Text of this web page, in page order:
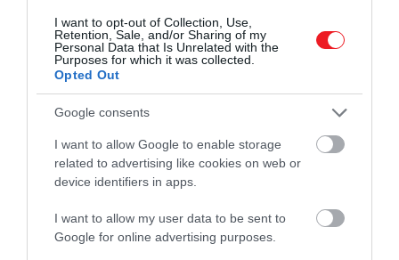
I want to opt-out of Collection, Use,
Retention, Sale, and/or Sharing of my
Personal Data that Is Unrelated with the
Purposes for which it was collected.
Opted Out
Google consents
I want to allow Google to enable storage
related to advertising like cookies on web or
device identifiers in apps.
I want to allow my user data to be sent to
Google for online advertising purposes.
folyamatoknak és a faj megmentésének
érdekében hozott döntéseknek, ma már
az ország 86 százalékában újra…